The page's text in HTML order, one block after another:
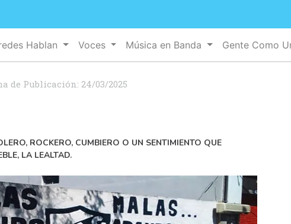
Hablan Voces Música en Banda Gente Como
de Publicación: 24/03/2025
ROCKERO, CUMBIERO O UN SENTIMIENTO QUE
LA LEALTAD.